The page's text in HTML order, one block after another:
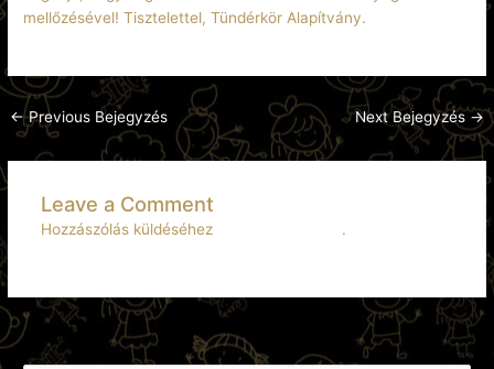
mellőzésével! Tisztelettel, Tündérkör Alapítvány.
←Previous Bejegyzés Next Bejegyzés→
Leave a Comment
Hozzászólás küldéséhez .